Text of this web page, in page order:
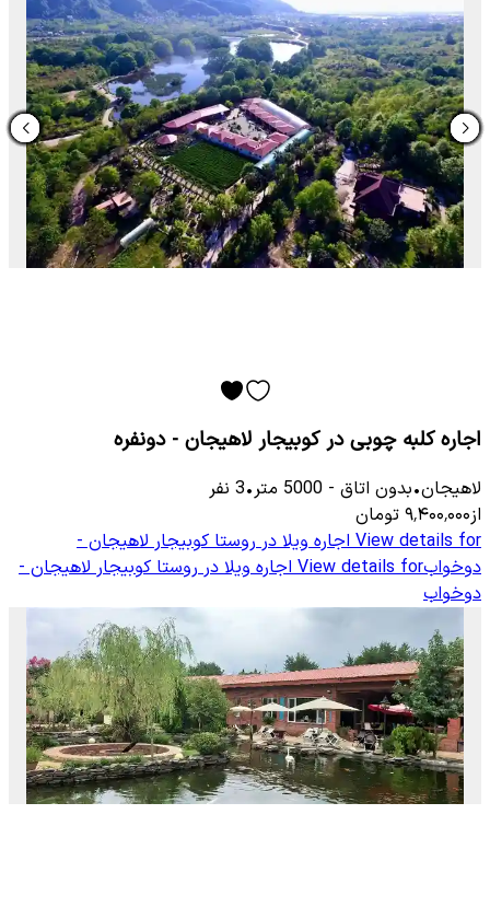
اجاره کلبه چوبی در کوبیجار لاهیجان - دونفره
لاهیجان•بدون اتاق -
5000 متر•
3 نفر
از۹٬۴۰۰٬۰۰۰ تومان
View details for اجاره ویلا در روستا کوبیجار لاهیجان -
دوخوابView details for اجاره ویلا در روستا کوبیجار لاهیجان -
دوخواب